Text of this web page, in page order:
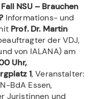
NSU – Brauchen
Informations- und
Prof. Dr. Martin
der VDJ,
von IALANA) am
Uhr,
1, Veranstalter:
BdA Essen,
Juristinnen und